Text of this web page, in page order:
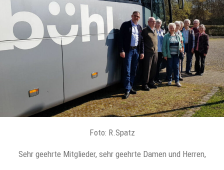
Foto: R.Spatz
Sehr geehrte Mitglieder, sehr geehrte Damen und Herren,